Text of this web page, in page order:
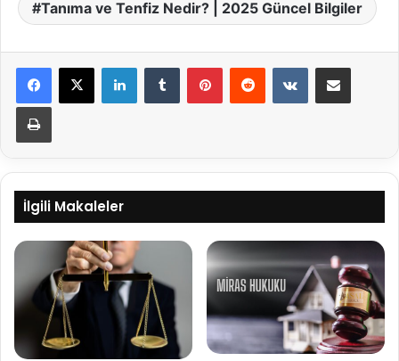
Tanıma ve Tenfiz Nedir? | 2025 Güncel Bilgiler
LinkedInTumblr PinterestReddit VKontakteE-Posta ile paylaş
Yazdır
İlgili Makaleler